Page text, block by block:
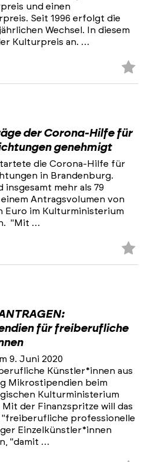
und einen
Seit 1996 erfolgt die
Wechsel. In diesem
Kulturpreis an. …
der Corona-Hilfe für
genehmigt
die Corona-Hilfe für
in Brandenburg.
insgesamt mehr als 79
Antragsvolumen von
Euro im Kulturministerium
"Mit …
für freiberufliche
9. Juni 2020
Künstler*innen aus
Mikrostipendien beim
Kulturministerium
Mit der Finanzspritze will das
"freiberufliche professionelle
Einzelkünstler*innen
"damit …